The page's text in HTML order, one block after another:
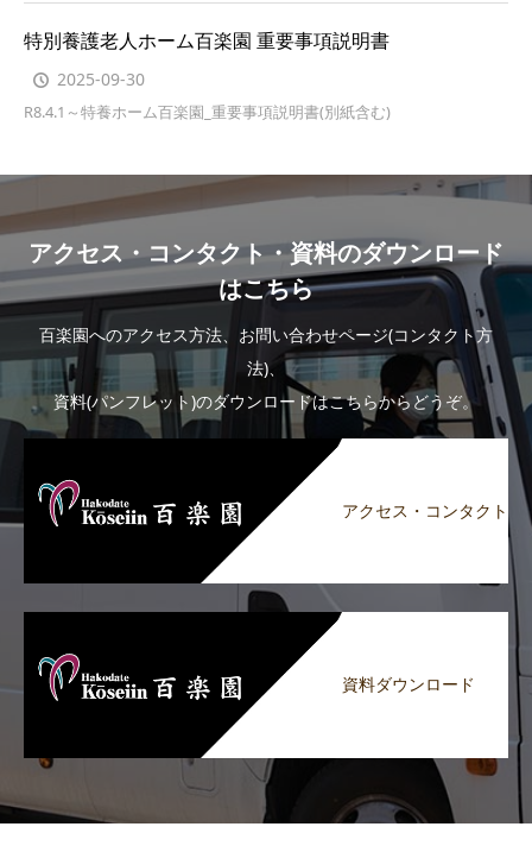
特別養護老人ホーム百楽園 重要事項説明書
2025-09-30
R8.4.1～特養ホーム百楽園_重要事項説明書(別紙含む)
アクセス・コンタクト・資料のダウンロード
はこちら
百楽園へのアクセス方法、お問い合わせページ(コンタクト方
法)、
資料(パンフレット)のダウンロードはこちらからどうぞ。
アクセス・コンタクト
資料ダウンロード